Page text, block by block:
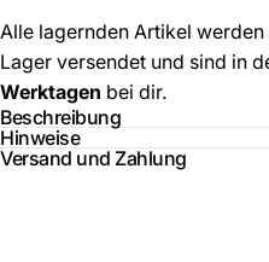
Alle lagernden Artikel
Lager versendet und sind in
Werktagen bei dir.
Beschreibung
Hinweise
Versand und Zahlung